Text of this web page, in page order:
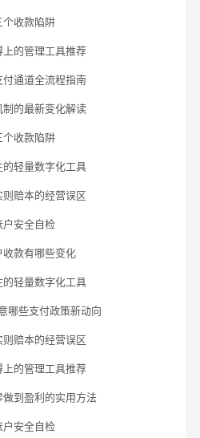
个收款陷阱
上的管理工具推荐
付通道全流程指南
制的最新变化解读
个收款陷阱
的轻量数字化工具
则赔本的经营误区
户安全自检
收款有哪些变化
的轻量数字化工具
哪些支付政策新动向
则赔本的经营误区
上的管理工具推荐
做到盈利的实用方法
户安全自检